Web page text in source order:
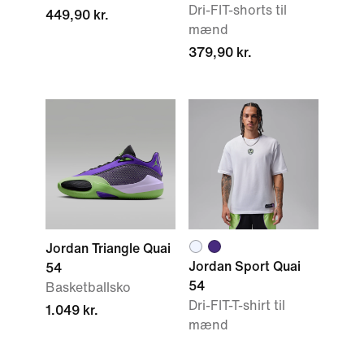
449,90 kr.
Dri-FIT-shorts til
mænd
379,90 kr.
Jordan Triangle Quai
54
Basketballsko
1.049 kr.
Jordan Sport Quai
54
Dri-FIT-T-shirt til
mænd